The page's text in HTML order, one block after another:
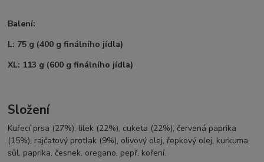
Balení:
L: 75 g (400 g finálního jídla)
XL: 113 g (600 g finálního jídla)
Složení
Kuřecí prsa (27%), lilek (22%), cuketa (22%), červená paprika
(15%), rajčatový protlak (9%), olivový olej, řepkový olej, kurkuma,
sůl, paprika, česnek, oregano, pepř, koření.